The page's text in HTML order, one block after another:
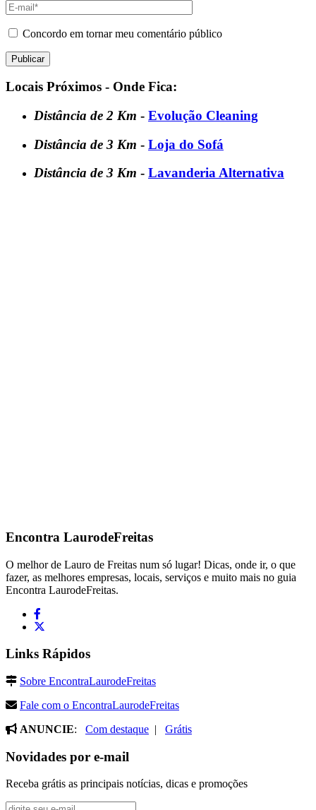
Concordo em tornar meu comentário público
Locais Próximos - Onde Fica:
Distância de 2 Km - Evolução Cleaning
Distância de 3 Km - Loja do Sofá
Distância de 3 Km - Lavanderia Alternativa
Encontra LaurodeFreitas
O melhor de Lauro de Freitas num só lugar! Dicas, onde ir, o que
fazer, as melhores empresas, locais, serviços e muito mais no guia
Encontra LaurodeFreitas.
Links Rápidos
Sobre EncontraLaurodeFreitas
Fale com o EncontraLaurodeFreitas
ANUNCIE: Com destaque | Grátis
Novidades por e-mail
Receba grátis as principais notícias, dicas e promoções